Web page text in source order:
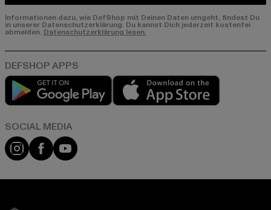
Informationen dazu, wie DefShop mit Deinen Daten umgeht, findest Du
in unserer Datenschutzerklärung. Du kannst Dich jederzeit kostenfei
abmelden. Datenschutzerklärung lesen.
Play market
Instagram
FacebookYouTube